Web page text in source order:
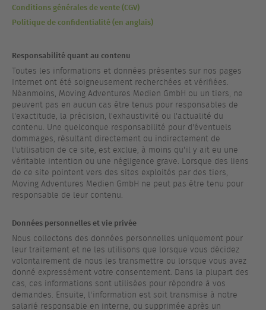
Conditions générales de vente (CGV)
Politique de confidentialité (en anglais)
Responsabilité quant au contenu
Toutes les informations et données présentes sur nos pages
Internet ont été soigneusement recherchées et vérifiées.
Néanmoins, Moving Adventures Medien GmbH ou un tiers, ne
peuvent pas en aucun cas être tenus pour responsables de
l'exactitude, la précision, l'exhaustivité ou l'actualité du
contenu. Une quelconque responsabilité pour d'éventuels
dommages, résultant directement ou indirectement de
l'utilisation de ce site, est exclue, à moins qu'il y ait eu une
véritable intention ou une négligence grave. Lorsque des liens
de ce site pointent vers des sites exploités par des tiers,
Moving Adventures Medien GmbH ne peut pas être tenu pour
responsable de leur contenu.
Données personnelles et vie privée
Nous collectons des données personnelles uniquement pour
leur traitement et ne les utilisons que lorsque vous décidez
volontairement de nous les transmettre ou lorsque vous avez
donné expressément votre consentement. Dans la plupart des
cas, ces informations sont utilisées pour répondre à vos
demandes. Ensuite, l'information est soit transmise à notre
salarié responsable en interne, ou supprimée après un